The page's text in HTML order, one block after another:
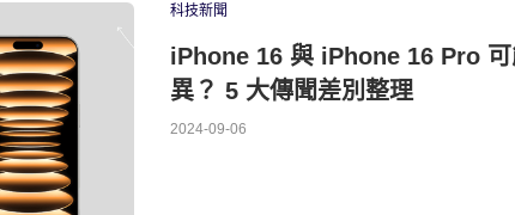
科技新聞
iPhone 16 與 iPhone 16 Pro 可
異？ 5 大傳聞差別整理
2024-09-06